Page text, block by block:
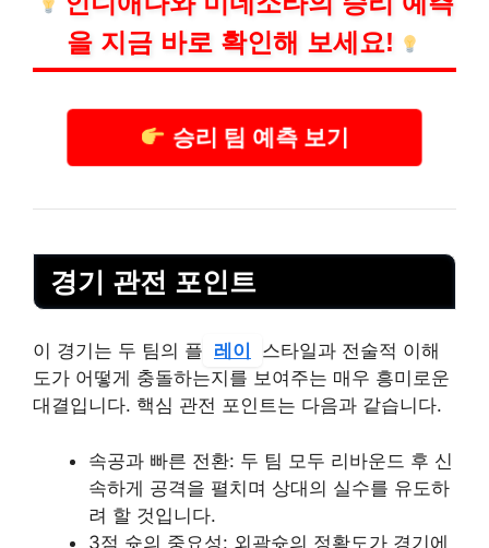
을 지금 바로 확인해 보세요!
승리 팀 예측 보기
경기 관전 포인트
이 경기는 두 팀의 플 레이
스타일과 전술적 이해
도가 어떻게 충돌하는지를 보여주는 매우 흥미로운
대결입니다. 핵심 관전 포인트는 다음과 같습니다.
속공과 빠른 전환: 두 팀 모두 리바운드 후 신
속하게 공격을 펼치며 상대의 실수를 유도하
려 할 것입니다.
3점 슛의 중요성: 외곽슛의 정확도가 경기에